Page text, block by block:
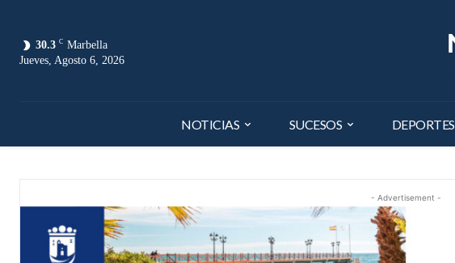
30.3 C Marbella
Jueves, Agosto 6, 2026
NOTICIAS SUCESOS DEPORTES
- Advertisement -